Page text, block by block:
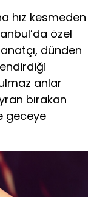
hız kesmeden
özel
dünden
anlar
bırakan
geceye